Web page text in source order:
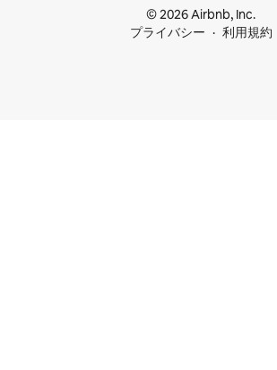
© 2026 Airbnb, Inc.
プライバシー
利用規約